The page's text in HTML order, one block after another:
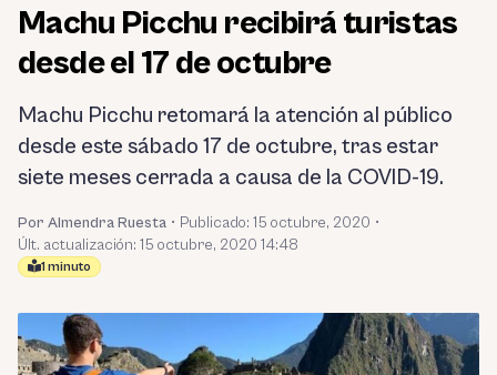
Machu Picchu recibirá turistas
desde el 17 de octubre
Machu Picchu retomará la atención al público
desde este sábado 17 de octubre, tras estar
siete meses cerrada a causa de la COVID-19.
Por Almendra Ruesta • Publicado: 15 octubre, 2020 •
Últ. actualización: 15 octubre, 2020 14:48
1 minuto